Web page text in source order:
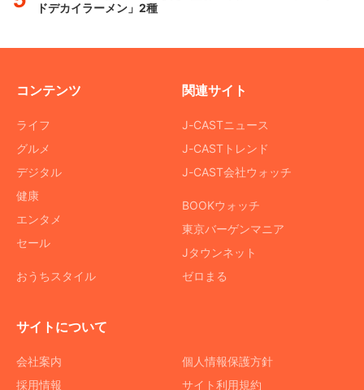
ドデカイラーメン」2種
コンテンツ
ライフ
グルメ
デジタル
健康
エンタメ
セール
おうちスタイル
関連サイト
J-CASTニュース
J-CASTトレンド
J-CAST会社ウォッチ
BOOKウォッチ
東京バーゲンマニア
Jタウンネット
ゼロまる
サイトについて
会社案内
採用情報
個人情報保護方針
サイト利用規約